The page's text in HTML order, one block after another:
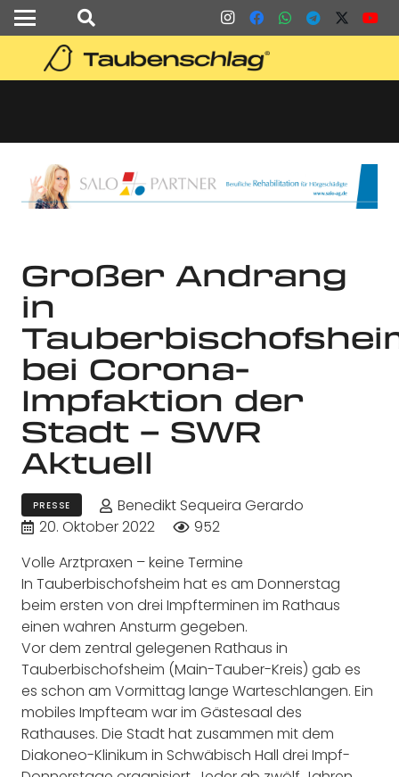
Großer Andrang
in
bei Corona-
Impfaktion der
Stadt – SWR
Aktuell
PRESSE
Benedikt Sequeira Gerardo
20. Oktober 2022
952
Volle Arztpraxen – keine Termine
In Tauberbischofsheim hat es am Donnerstag
beim ersten von drei Impfterminen im Rathaus
einen wahren Ansturm gegeben.
Vor dem zentral gelegenen Rathaus in
Tauberbischofsheim (Main-Tauber-Kreis) gab es
es schon am Vormittag lange Warteschlangen. Ein
mobiles Impfteam war im Gästesaal des
Rathauses. Die Stadt hat zusammen mit dem
Diakoneo-Klinikum in Schwäbisch Hall drei Impf-